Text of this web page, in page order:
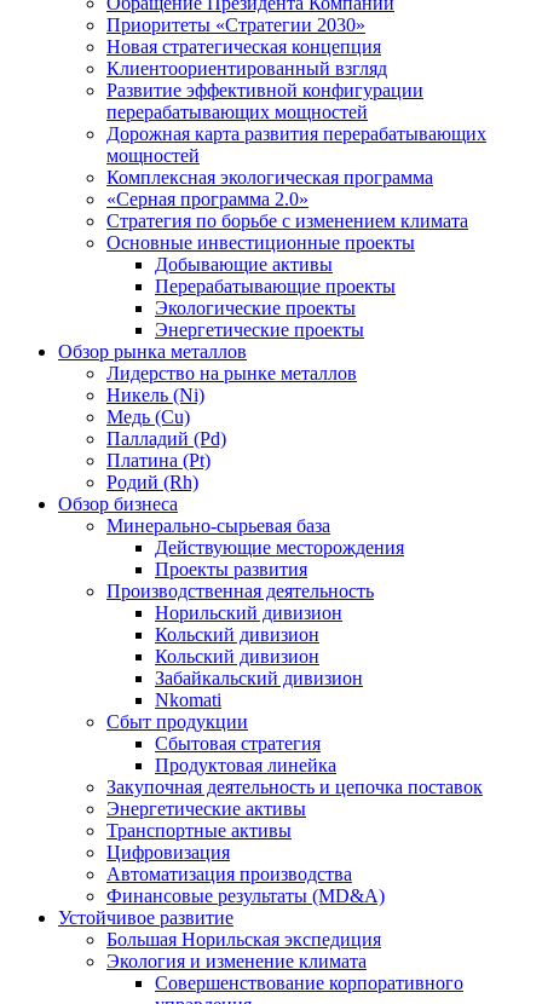
Приоритеты «Стратегии 2030»
Новая стратегическая концепция
Клиентоориентированный взгляд
Развитие эффективной конфигурации
перерабатывающих мощностей
Дорожная карта развития перерабатывающих
мощностей
Комплексная экологическая программа
«Серная программа 2.0»
Стратегия по борьбе с изменением климата
Основные инвестиционные проекты
Добывающие активы
Перерабатывающие проекты
Экологические проекты
Энергетические проекты
Обзор рынка металлов
Лидерство на рынке металлов
Никель (Ni)
Медь (Cu)
Палладий (Pd)
Платина (Pt)
Родий (Rh)
Обзор бизнеса
Минерально-сырьевая база
Действующие месторождения
Проекты развития
Производственная деятельность
Норильский дивизион
Кольский дивизион
Кольский дивизион
Забайкальский дивизион
Nkomati
Сбыт продукции
Сбытовая стратегия
Продуктовая линейка
Закупочная деятельность и цепочка поставок
Энергетические активы
Транспортные активы
Цифровизация
Автоматизация производства
Финансовые результаты (MD&A)
Устойчивое развитие
Большая Норильская экспедиция
Экология и изменение климата
Совершенствование корпоративного